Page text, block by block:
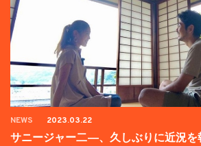
NEWS 2023.03.22
サニージャー二―、久しぶりに近況を